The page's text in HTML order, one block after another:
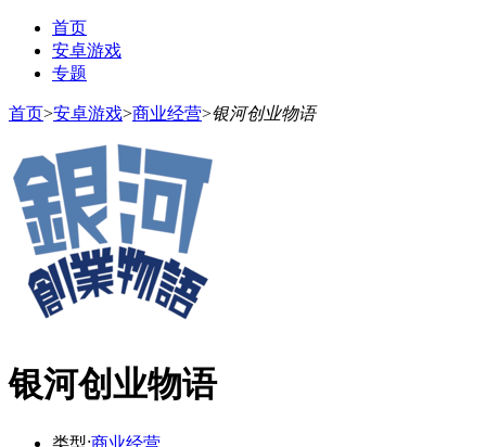
首页
安卓游戏
专题
首页>安卓游戏>商业经营>银河创业物语
银河创业物语
类型:商业经营